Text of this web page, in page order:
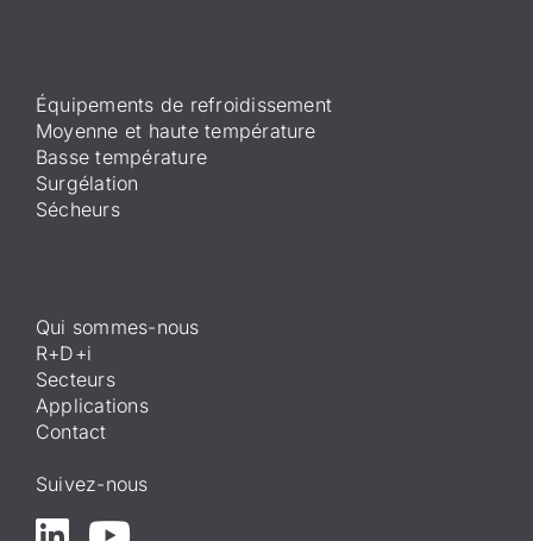
Équipements de refroidissement
Moyenne et haute température
Basse température
Surgélation
Sécheurs
Qui sommes-nous
R+D+i
Secteurs
Applications
Contact
Suivez-nous